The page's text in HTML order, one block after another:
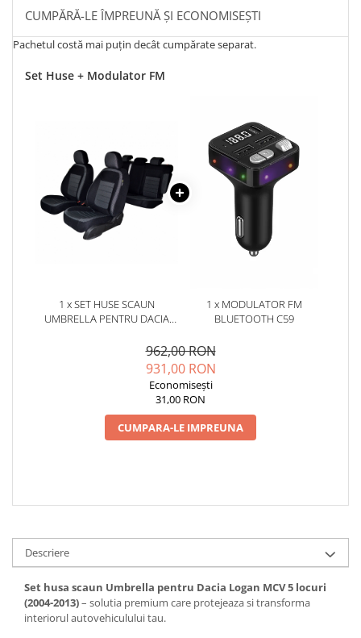
CUMPĂRĂ-LE ÎMPREUNĂ ȘI ECONOMISEȘTI
Pachetul costă mai puțin decât cumpărate separat.
Set Huse + Modulator FM
1 x SET HUSE SCAUN
UMBRELLA PENTRU DACIA
2013 (BANCHETA
FRACTIONATA) CU TETIERE
SPATE IN FORMA DE L
1 x MODULATOR FM
BLUETOOTH C59
962,00 RON
931,00 RON
Economisești
31,00 RON
CUMPARA-LE IMPREUNA
Descriere
Set husa scaun Umbrella pentru Dacia Logan MCV 5 locuri
(2004-2013)– solutia premium care protejeaza si transforma
interiorul autovehiculului tau.